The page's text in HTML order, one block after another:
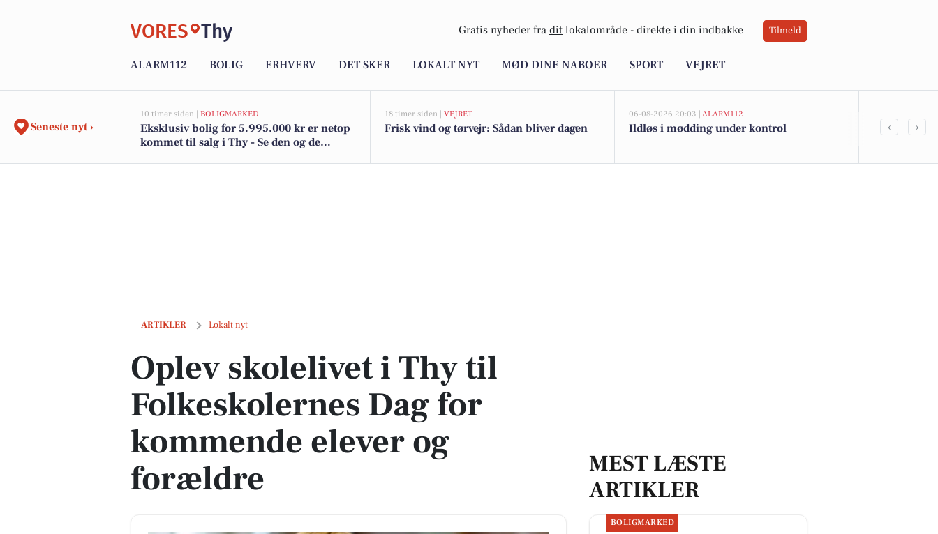
VORES Thy Gratis nyheder fra dit lokalområde - direkte i din indbakke Tilmeld
ALARM112 BOLIG ERHVERV DET SKER LOKALT NYT MØD DINE NABOER SPORT VEJRET
Seneste nyt ›
10 timer siden | BOLIGMARKED
Eksklusiv bolig for 5.995.000 kr er netop
kommet til salg i Thy - Se den og de
18 timer siden | VEJRET
Frisk vind og tørvejr: Sådan bliver dagen
06-08-2026 20:03 | ALARM112
Ildløs i mødding under kontrol
Thisted
‹ ›
ARTIKLER Lokalt nyt
Oplev skolelivet i Thy til Folkeskolernes Dag for kommende elever og forældre
Oplev skolelivet i Thy til
Folkeskolernes Dag for
kommende elever og
forældre
MEST LÆSTE
ARTIKLER
BOLIGMARKED